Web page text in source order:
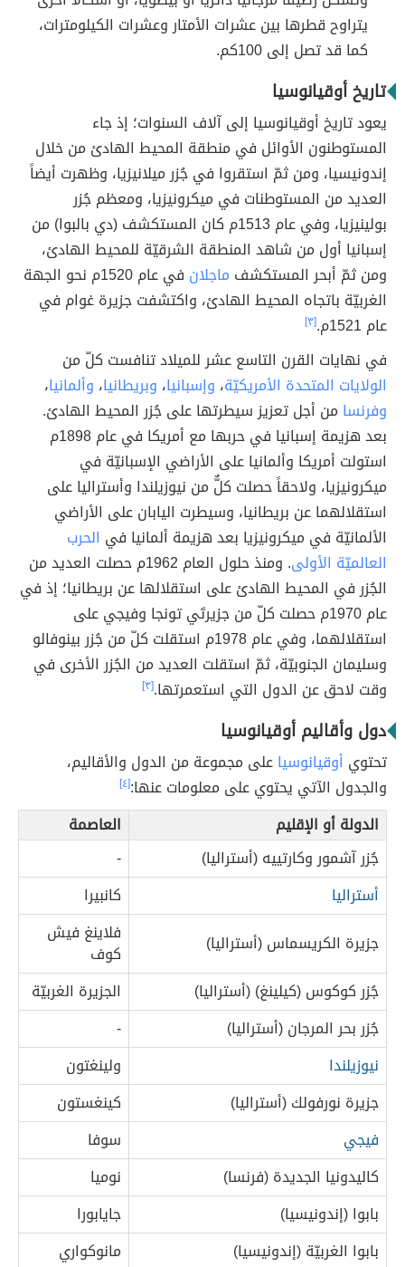
يتراوح قطرها بين عشرات الأمتار وعشرات الكيلومترات،
كما قد تصل إلى 100كم.
تاريخ أوقيانوسيا
يعود تاريخ أوقيانوسيا إلى آلاف السنوات؛ إذ جاء
المستوطنون الأوائل في منطقة المحيط الهادئ من خلال
إندونيسيا، ومن ثمّ استقروا في جُزر ميلانيزيا، وظهرت أيضاً
العديد من المستوطنات في ميكرونيزيا، ومعظم جُزر
بولينيزيا، وفي عام 1513م كان المستكشف (دي بالبوا) من
إسبانيا أول من شاهد المنطقة الشرقيّة للمحيط الهادئ،
ومن ثمّ أبحر المستكشف ماجلان
في عام 1520م نحو الجهة
الغربيّة باتجاه المحيط الهادئ، واكتشفت جزيرة غوام في
عام 1521م.
[٣]
في نهايات القرن التاسع عشر للميلاد تنافست كلّ من
الولايات المتحدة الأمريكيّة، وإسبانيا، وبريطانيا، وألمانيا،
وفرنسا من أجل تعزيز سيطرتها على جُزر المحيط الهادئ.
بعد هزيمة إسبانيا في حربها مع أمريكا في عام 1898م
استولت أمريكا وألمانيا على الأراضي الإسبانيّة في
ميكرونيزيا، ولاحقاً حصلت كلٌّ من نيوزيلندا وأستراليا على
استقلالهما عن بريطانيا، وسيطرت اليابان على الأراضي
الألمانيّة في ميكرونيزيا بعد هزيمة ألمانيا في الحرب
العالميّة الأولى
. ومنذ حلول العام 1962م حصلت العديد من
الجُزر في المحيط الهادئ على استقلالها عن بريطانيا؛ إذ في
عام 1970م حصلت كلّ من جزيرتَي تونجا وفيجي على
استقلالهما، وفي عام 1978م استقلت كلّ من جُزر بينوفالو
وسليمان الجنوبيّة، ثمّ استقلت العديد من الجُزر الأخرى في
وقت لاحق عن الدول التي استعمرتها.[٣]
دول وأقاليم أوقيانوسيا
تحتوي أوقيانوسياعلى مجموعة من الدول والأقاليم،
والجدول الآتي يحتوي على معلومات عنها:[٤]
الدولة أو الإقليم
العاصمة
جُزر آشمور وكارتييه (أستراليا)
-
أستراليا
كانبيرا
جزيرة الكريسماس (أستراليا)
فلاينغ فيش
كوف
جُزر كوكوس (كيلينغ) (أستراليا)
الجزيرة الغربيّة
جُزر بحر المرجان (أستراليا)
-
نيوزيلندا
ولينغتون
جزيرة نورفولك (أستراليا)
كينغستون
فيجي
سوفا
كاليدونيا الجديدة (فرنسا)
نوميا
بابوا (إندونيسيا)
جايابورا
بابوا الغربيّة (إندونيسيا)
مانوكواري